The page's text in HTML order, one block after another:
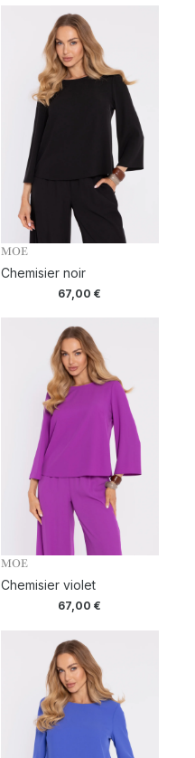
MOE
Chemisier noir
67,00€
MOE
Chemisier violet
67,00€